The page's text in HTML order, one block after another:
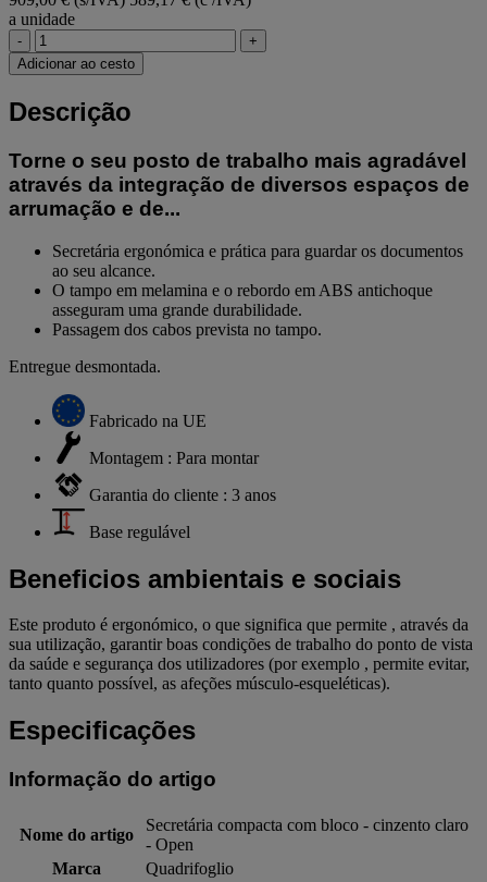
a unidade
-
+
Adicionar ao cesto
Descrição
Torne o seu posto de trabalho mais agradável
através da integração de diversos espaços de
arrumação e de...
Secretária ergonómica e prática para guardar os documentos
ao seu alcance.
O tampo em melamina e o rebordo em ABS antichoque
asseguram uma grande durabilidade.
Passagem dos cabos prevista no tampo.
Entregue desmontada.
Fabricado na UE
Montagem : Para montar
Garantia do cliente : 3 anos
Base regulável
Beneficios ambientais e sociais
Este produto é ergonómico, o que significa que permite , através da
sua utilização, garantir boas condições de trabalho do ponto de vista
da saúde e segurança dos utilizadores (por exemplo , permite evitar,
tanto quanto possível, as afeções músculo-esqueléticas).
Especificações
Informação do artigo
Nome do artigo
Secretária compacta com bloco - cinzento claro
- Open
Marca
Quadrifoglio